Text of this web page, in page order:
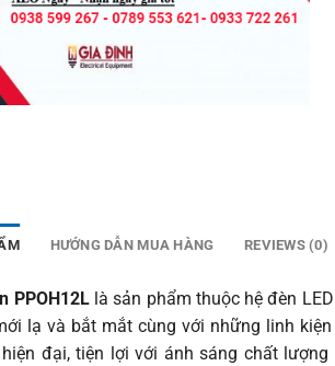
HƯỚNG DẪN MUA HÀNG REVIEWS (0)
PPOH12Llà sản phẩm thuộc hệ đèn
lạ và bắt mắt cùng với những linh
đại, tiện lợi với ánh sáng chất